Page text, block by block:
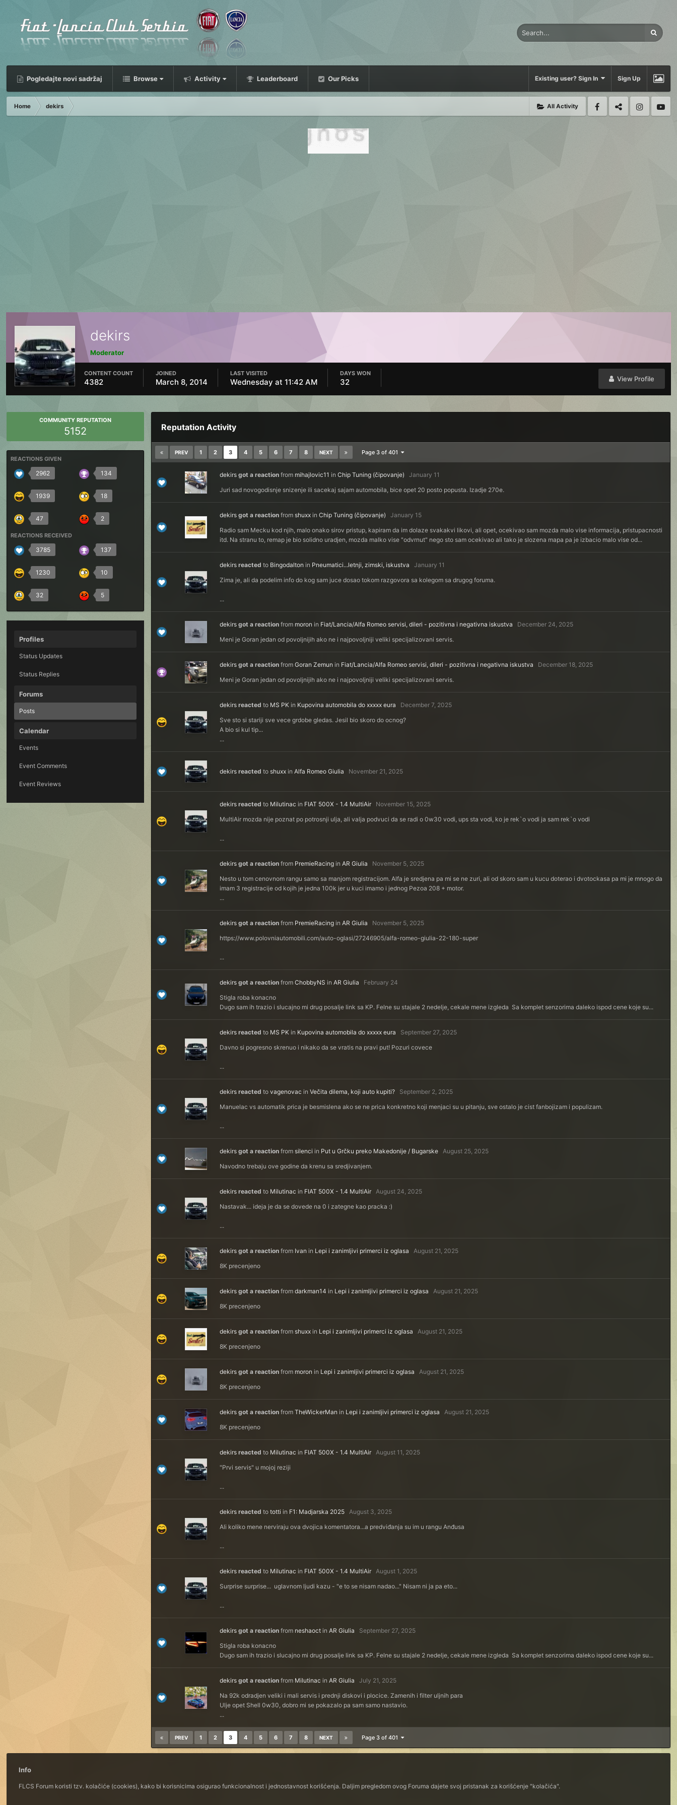
Pogledajte novi sadržaj Browse Activity Leaderboard Our Picks Existing user? Sign In Sign Up
All Activity
Home dekirs
dekirs
Moderator
View Profile
CONTENT COUNT
4382
JOINED
March 8, 2014
LAST VISITED
Wednesday at 11:42 AM
DAYS WON
32
COMMUNITY REPUTATION
5152
REACTIONS GIVEN
2962 134
1939 18
47 2
REACTIONS RECEIVED
3785 137
1230 10
32 5
Profiles
Status Updates
Status Replies
Forums
Posts
Calendar
Events
Event Comments
Event Reviews
Reputation Activity
PREV 1 2 3 4 5 6 7 8 NEXT Page 3 of 401
dekirs got a reaction from mihajlovic11 inChip Tuning (čipovanje)
January 11
Juri sad novogodisnje snizenje ili sacekaj sajam automobila, bice opet 20 posto popusta. Izadje 270e.
dekirs got a reaction fromshuxx inChip Tuning (čipovanje)
January 15
Radio sam Mecku kod njih, malo onako sirov pristup, kapiram da im dolaze svakakvi likovi, ali opet, ocekivao sam mozda malo vise informacija, pristupacnosti
itd. Na stranu to, remap je bio solidno uradjen, mozda malko vise "odvrnut" nego sto sam ocekivao ali tako je slozena mapa pa je izbacio malo vise od...
dekirs reacted to Bingodalton in Pneumatici...letnji, zimski, iskustva
January 11
Zima je, ali da podelim info do kog sam juce dosao tokom razgovora sa kolegom sa drugog foruma.
...
dekirs got a reaction from moron in Fiat/Lancia/Alfa Romeo servisi, dileri - pozitivna i negativna iskustva
December 24, 2025
Meni je Goran jedan od povoljnijih ako ne i najpovoljniji veliki specijalizovani servis.
dekirs got a reaction fromGoran Zemun in Fiat/Lancia/Alfa Romeo servisi, dileri - pozitivna i negativna iskustva
December 18, 2025
Meni je Goran jedan od povoljnijih ako ne i najpovoljniji veliki specijalizovani servis.
dekirs reacted to MS PK in Kupovina automobila do xxxxx eura
December 7, 2025
Sve sto si stariji sve vece grdobe gledas. Jesil bio skoro do ocnog?
A bio si kul tip...
...
dekirs reacted toshuxx inAlfa Romeo Giulia November 21, 2025
dekirs reacted to Milutinac in FIAT 500X - 1.4 MultiAir
November 15, 2025
MultiAir mozda nije poznat po potrosnji ulja, ali valja podvuci da se radi o 0w30 vodi, ups sta vodi, ko je rek`o vodi ja sam rek`o vodi
...
dekirs got a reaction from PremieRacing inAR Giulia
November 5, 2025
Nesto u tom cenovnom rangu samo sa manjom registracijom. Alfa je sredjena pa mi se ne zuri, ali od skoro sam u kucu doterao i dvotockasa pa mi je mnogo da
imam 3 registracije od kojih je jedna 100k jer u kuci imamo i jednog Pezoa 208 + motor.
...
dekirs got a reaction from PremieRacing inAR Giulia
November 5, 2025
https://www.polovniautomobili.com/auto-oglasi/27246905/alfa-romeo-giulia-22-180-super
...
dekirs got a reaction fromChobbyNS inAR Giulia
February 24
Stigla roba konacno
Dugo sam ih trazio i slucajno mi drug posalje link sa KP. Felne su stajale 2 nedelje, cekale mene izgleda Sa komplet senzorima daleko ispod cene koje su...
dekirs reacted to MS PK in Kupovina automobila do xxxxx eura
September 27, 2025
Davno si pogresno skrenuo i nikako da se vratis na pravi put! Pozuri covece
...
dekirs reacted tovagenovac inVečita dilema, koji auto kupiti?
September 2, 2025
Manuelac vs automatik prica je besmislena ako se ne prica konkretno koji menjaci su u pitanju, sve ostalo je cist fanbojizam i populizam.
...
dekirs got a reaction fromsilenci in Put u Grčku preko Makedonije / Bugarske
August 25, 2025
Navodno trebaju ove godine da krenu sa sredjivanjem.
dekirs reacted to Milutinac in FIAT 500X - 1.4 MultiAir
August 24, 2025
Nastavak... ideja je da se dovede na 0 i zategne kao pracka :)
...
dekirs got a reaction from Ivan in Lepi i zanimljivi primerci iz oglasa
August 21, 2025
8K precenjeno
dekirs got a reaction fromdarkman14 in Lepi i zanimljivi primerci iz oglasa
August 21, 2025
8K precenjeno
dekirs got a reaction fromshuxx in Lepi i zanimljivi primerci iz oglasa
August 21, 2025
8K precenjeno
dekirs got a reaction from moron in Lepi i zanimljivi primerci iz oglasa
August 21, 2025
8K precenjeno
dekirs got a reaction fromTheWickerMan in Lepi i zanimljivi primerci iz oglasa
August 21, 2025
8K precenjeno
dekirs reacted to Milutinac in FIAT 500X - 1.4 MultiAir
August 11, 2025
"Prvi servis" u mojoj reziji
...
dekirs reacted tototti in F1: Madjarska 2025
August 3, 2025
Ali koliko mene nerviraju ova dvojica komentatora...a predviđanja su im u rangu Anđusa
...
dekirs reacted to Milutinac in FIAT 500X - 1.4 MultiAir August 1, 2025
Surprise surprise... uglavnom ljudi kazu - "e to se nisam nadao..." Nisam ni ja pa eto...
...
dekirs got a reaction from neshaoct inAR Giulia
September 27, 2025
Stigla roba konacno
Dugo sam ih trazio i slucajno mi drug posalje link sa KP. Felne su stajale 2 nedelje, cekale mene izgleda Sa komplet senzorima daleko ispod cene koje su...
dekirs got a reaction from Milutinac inAR Giulia
July 21, 2025
Na 92k odradjen veliki i mali servis i prednji diskovi i plocice. Zamenih i filter uljnih para
Ulje opet Shell 0w30, dobro mi se pokazalo pa sam samo nastavio.
...
PREV 1 2 3 4 5 6 7 8 NEXT Page 3 of 401
Info
FLCS Forum koristi tzv. kolačiće (cookies), kako bi korisnicima osigurao funkcionalnost i jednostavnost korišćenja. Daljim pregledom ovog Foruma dajete svoj pristanak za korišćenje "kolačića".